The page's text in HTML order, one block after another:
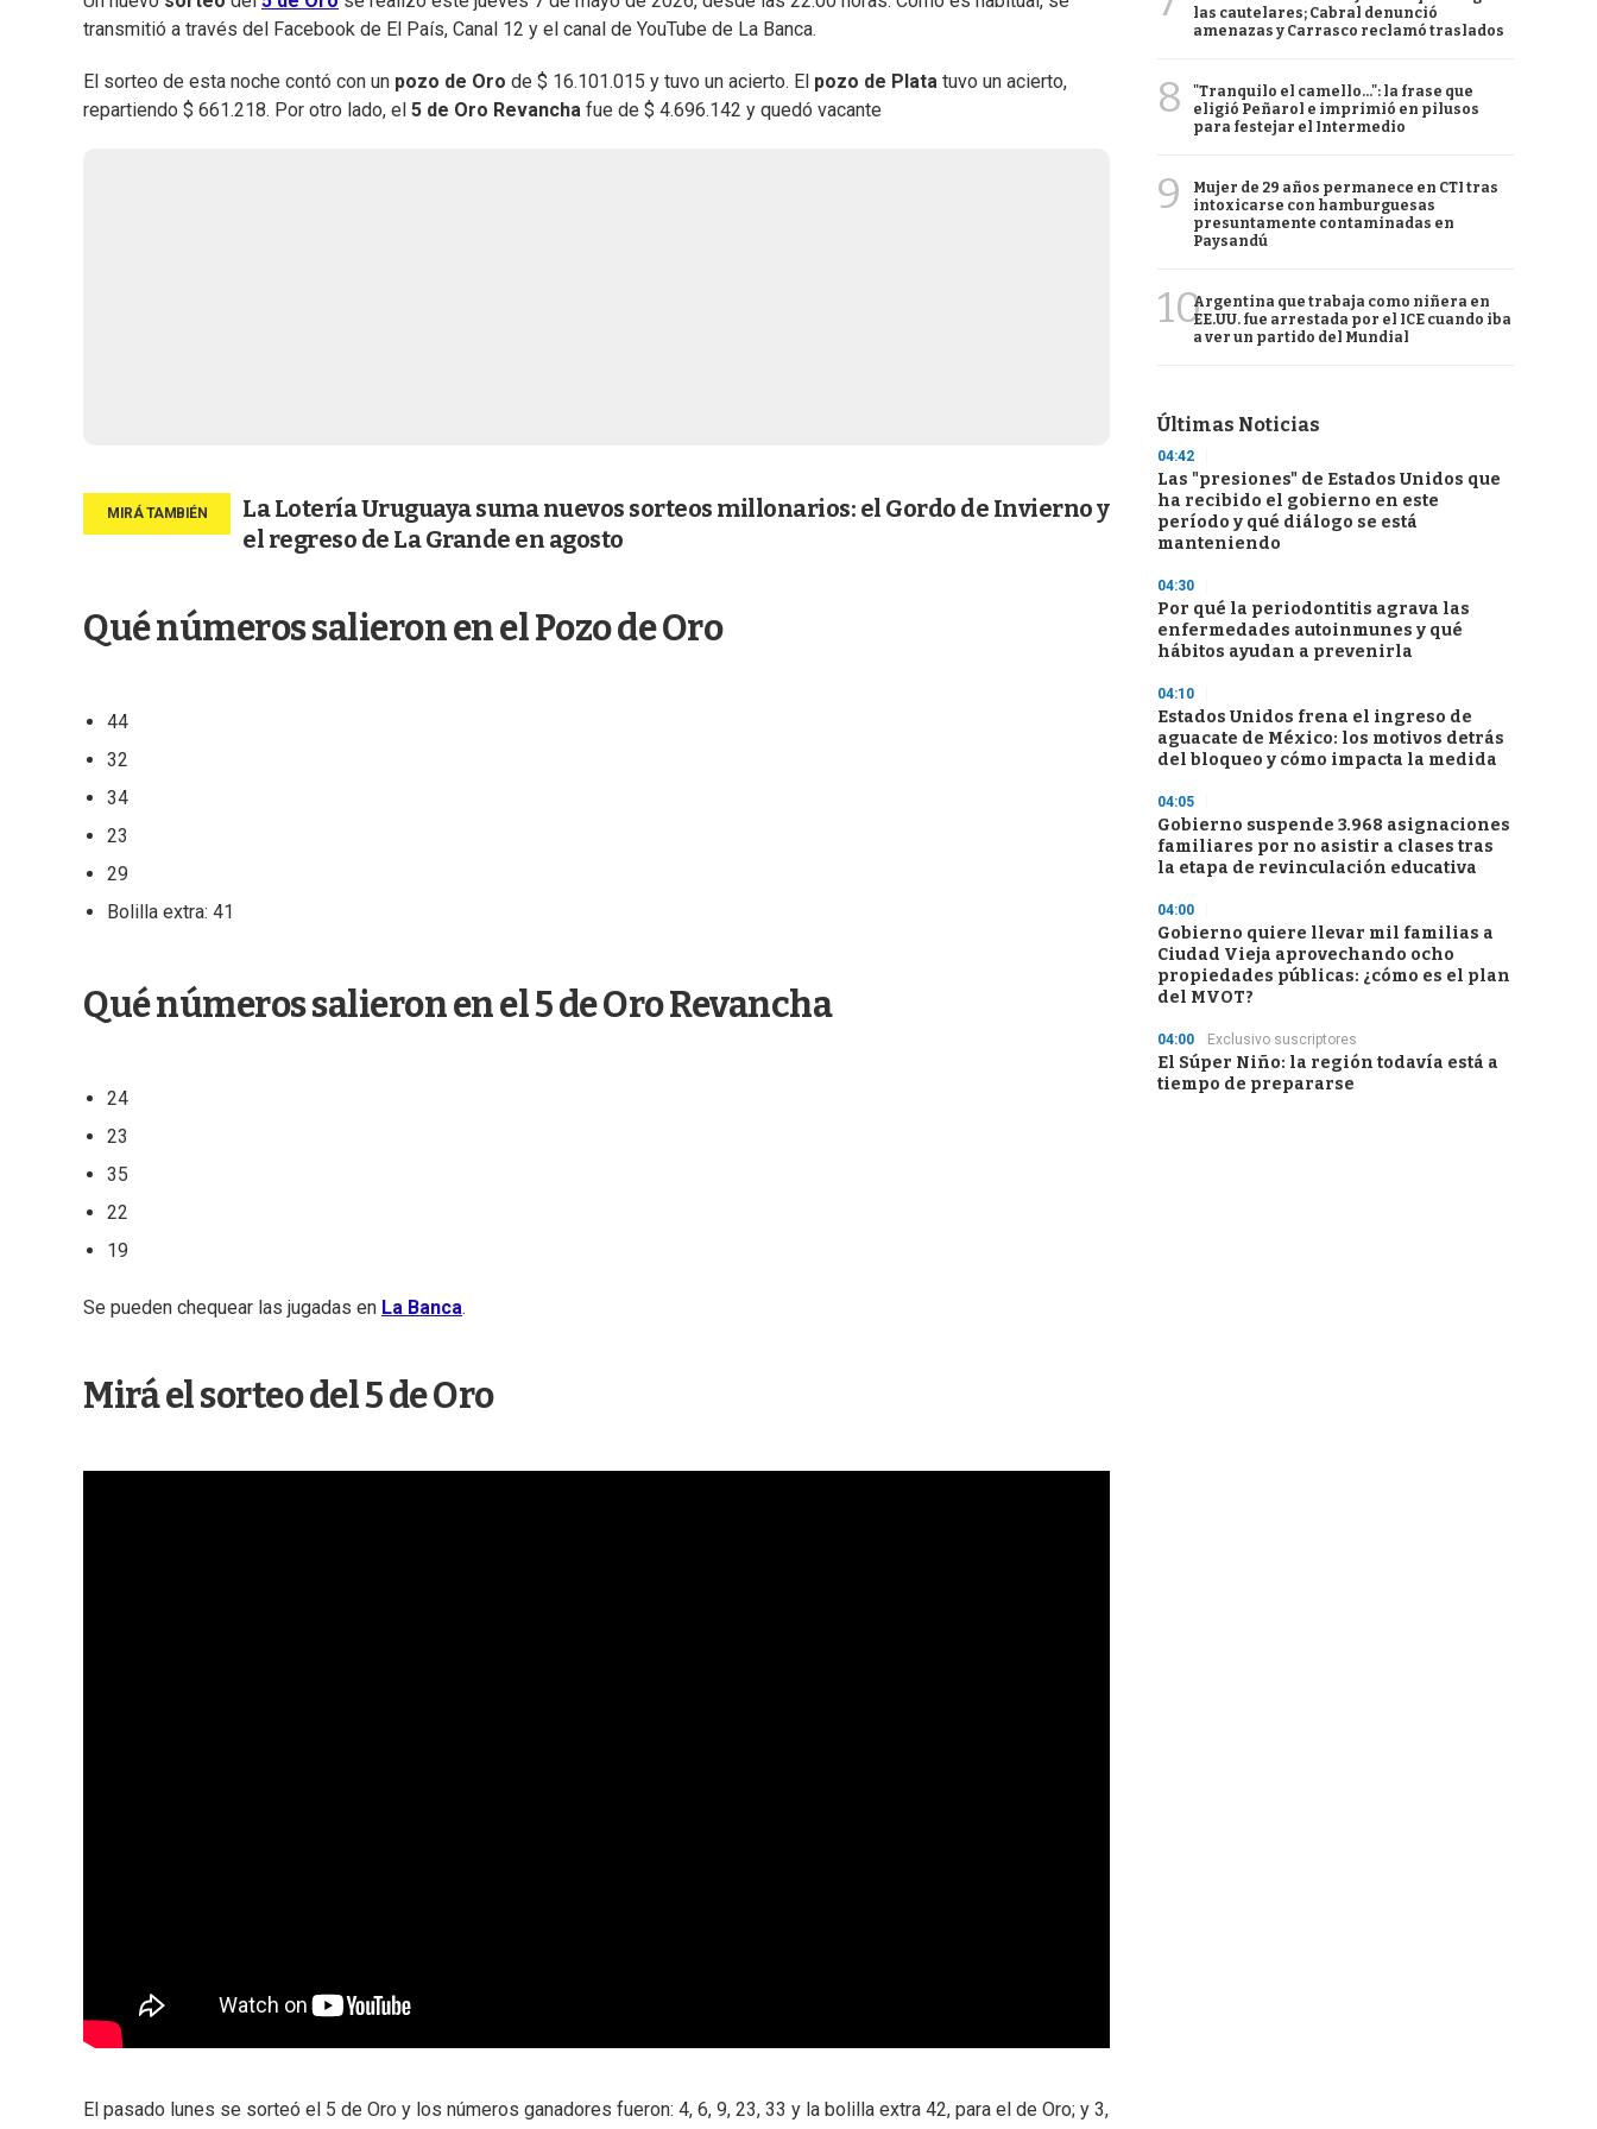
transmitió a través del Facebook de El País, Canal 12 y el canal de YouTube de La Banca.
El sorteo de esta noche contó con un pozo de Oro de $ 16.101.015 y tuvo un acierto. El pozo de Plata tuvo un acierto,
repartiendo $ 661.218. Por otro lado, el 5 de Oro Revancha fue de $ 4.696.142 y quedó vacante
La Lotería Uruguaya suma nuevos sorteos millonarios: el Gordo de Invierno y
el regreso de La Grande en agosto
Qué números salieron en el Pozo de Oro
44
32
34
23
29
Bolilla extra: 41
Qué números salieron en el 5 de Oro Revancha
24
23
35
22
19
Se pueden chequear las jugadas en La Banca.
Mirá el sorteo del 5 de Oro
El pasado lunes se sorteó el 5 de Oro y los números ganadores fueron: 4, 6, 9, 23, 33 y la bolilla extra 42, para el de Oro; y 3,
las cautelares; Cabral denunció
amenazas y Carrasco reclamó traslados
8
"Tranquilo el camello...": la frase que
eligió Peñarol e imprimió en pilusos
para festejar el Intermedio
9
Mujer de 29 años permanece en CTI tras
intoxicarse con hamburguesas
presuntamente contaminadas en
Paysandú
10Argentina que trabaja como niñera en
EE.UU. fue arrestada por el ICE cuando iba
a ver un partido del Mundial
Últimas Noticias
04:42
Las "presiones" de Estados Unidos que
ha recibido el gobierno en este
período y qué diálogo se está
manteniendo
04:30
Por qué la periodontitis agrava las
enfermedades autoinmunes y qué
hábitos ayudan a prevenirla
04:10
Estados Unidos frena el ingreso de
aguacate de México: los motivos detrás
del bloqueo y cómo impacta la medida
04:05
Gobierno suspende 3.968 asignaciones
familiares por no asistir a clases tras
la etapa de revinculación educativa
04:00
Gobierno quiere llevar mil familias a
Ciudad Vieja aprovechando ocho
propiedades públicas: ¿cómo es el plan
del MVOT?
04:00 Exclusivo suscriptores
El Súper Niño: la región todavía está a
tiempo de prepararse